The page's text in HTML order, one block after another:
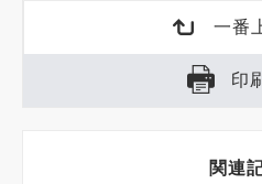
一番
印
関連